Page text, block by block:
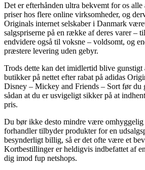
Det er efterhånden ultra bekvemt for os
priser hos flere online virksomheder, og
Originals internet selskaber i Danmark
salgspriserne på en række af deres varer –
endvidere også til voksne – voldsomt, og
præstere levering uden gebyr.
Trods dette kan det imidlertid blive gunstigt
butikker på nettet efter rabat på adidas
Disney – Mickey and Friends – Sort før du
sådan at du er usvigeligt sikker på at
pris.
Du bør ikke desto mindre være omhyggelig
forhandler tilbyder produkter for en
besynderligt billig, så er det ofte være et
Kortbestillinger er heldigvis indbefattet af
dig imod fup netshops.